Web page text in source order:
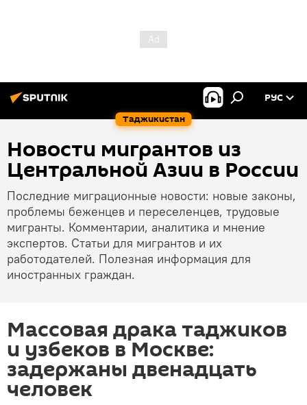
Таджикистан
РУС
Новости мигрантов из
Центральной Азии в России
Последние миграционные новости: новые законы,
проблемы беженцев и переселенцев, трудовые
мигранты. Комментарии, аналитика и мнение
экспертов. Статьи для мигрантов и их
работодателей. Полезная информация для
иностранных граждан.
Массовая драка таджиков
и узбеков в Москве:
задержаны двенадцать
человек